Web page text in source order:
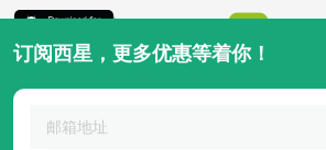
安卓直接下载
订阅西星，更多优惠等着你！